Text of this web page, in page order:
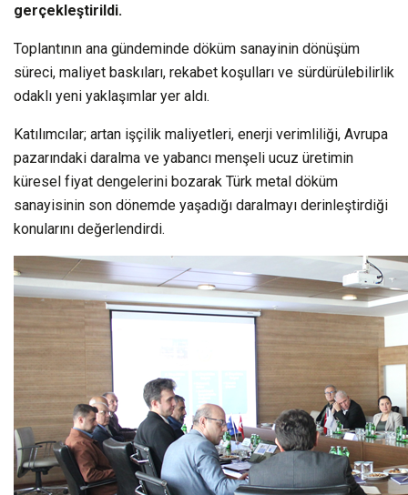
gerçekleştirildi.
Toplantının ana gündeminde döküm sanayinin dönüşüm
süreci, maliyet baskıları, rekabet koşulları ve sürdürülebilirlik
odaklı yeni yaklaşımlar yer aldı.
Katılımcılar; artan işçilik maliyetleri, enerji verimliliği, Avrupa
pazarındaki daralma ve yabancı menşeli ucuz üretimin
küresel fiyat dengelerini bozarak Türk metal döküm
sanayisinin son dönemde yaşadığı daralmayı derinleştirdiği
konularını değerlendirdi.